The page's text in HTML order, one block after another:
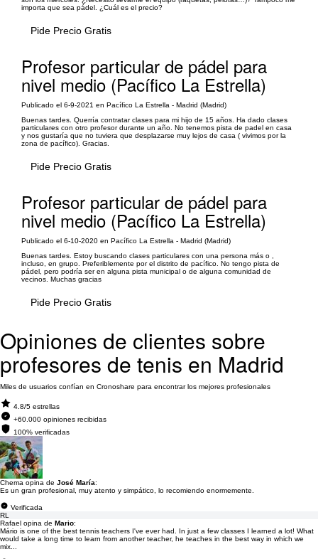
importa que sea pádel. ¿Cuál es el precio?
Pide Precio Gratis
Profesor particular de pádel para
nivel medio (Pacífico La Estrella)
Publicado el 6-9-2021 en Pacífico La Estrella - Madrid (Madrid)
Buenas tardes. Querría contratar clases para mi hijo de 15 años. Ha dado clases
particulares con otro profesor durante un año. No tenemos pista de padel en casa
y nos gustaría que no tuviera que desplazarse muy lejos de casa ( vivimos por la
zona de pacífico). Gracias.
Pide Precio Gratis
Profesor particular de pádel para
nivel medio (Pacífico La Estrella)
Publicado el 6-10-2020 en Pacífico La Estrella - Madrid (Madrid)
Buenas tardes. Estoy buscando clases particulares con una persona más o ,
incluso, en grupo. Preferiblemente por el distrito de pacífico. No tengo pista de
pádel, pero podría ser en alguna pista municipal o de alguna comunidad de
vecinos. Muchas gracias
Pide Precio Gratis
Opiniones de clientes sobre
profesores de tenis en Madrid
Miles de usuarios confían en Cronoshare para encontrar los mejores profesionales
4.8/5 estrellas
+60.000 opiniones recibidas
100% verificadas
Chema opina de José María:
Es un gran profesional, muy atento y simpático, lo recomiendo enormemente.
Verificada
RL
Rafael opina de Mario:
Mário is one of the best tennis teachers I've ever had. In just a few classes I learned a lot! What
would take a long time to learn from another teacher, he teaches in the best way in which we
mix...